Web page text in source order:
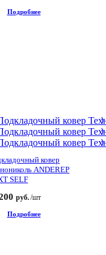
Подробнее
ковер
ANDEREP
SELF
руб./шт
Подробнее